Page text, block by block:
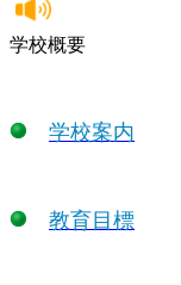
学校概要
学校案内
教育目標